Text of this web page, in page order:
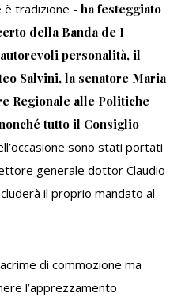
al
Trivulzio
(grazie
a
Lombardia)
è tradizione -ha festeggiato
della Banda de I
personalità, il
Salvini, la senatore Maria
Regionale alle Politiche
tutto il Consiglio
sono stati portati
generale dottor Claudio
il proprio mandato al
di commozione ma
l’apprezzamento